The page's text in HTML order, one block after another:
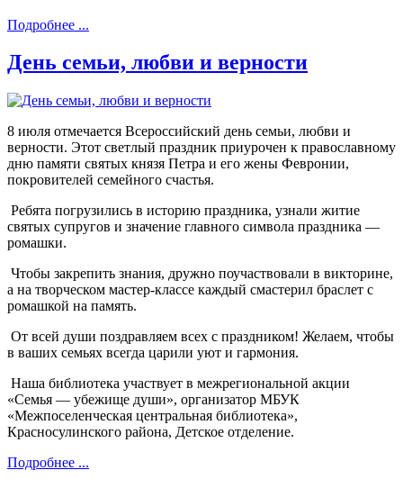
Подробнее ...
День семьи, любви и верности
8 июля отмечается Всероссийский день семьи, любви и
верности. Этот светлый праздник приурочен к православному
дню памяти святых князя Петра и его жены Февронии,
покровителей семейного счастья.
Ребята погрузились в историю праздника, узнали житие
святых супругов и значение главного символа праздника —
ромашки.
Чтобы закрепить знания, дружно поучаствовали в викторине,
а на творческом мастер-классе каждый смастерил браслет с
ромашкой на память.
От всей души поздравляем всех с праздником! Желаем, чтобы
в ваших семьях всегда царили уют и гармония.
Наша библиотека участвует в межрегиональной акции
«Семья — убежище души», организатор МБУК
«Межпоселенческая центральная библиотека»,
Красносулинского района, Детское отделение.
Подробнее ...